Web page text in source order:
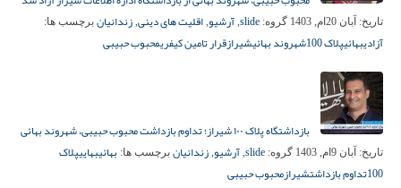
تاریخ: آبان 20ام, 1403 گروه: slide
, آرشیو, اقلیت های دینی, زندانیان برچسب ها:
آزادیبهائیپلاک 100 شهروند بهائیشیرازقرار تامین کیفریمحبوب حبیبی
بازداشتگاه پلاک ۱۰۰ شیراز؛ تداوم بازداشت محبوب حبیبی، شهروند بهائی
تاریخ: آبان 9ام, 1403 گروه: slide
, آرشیو, زندانیان برچسب ها: بهائیبهاییپلاک
100تداوم بازداشتشیرازمحبوب حبیبی